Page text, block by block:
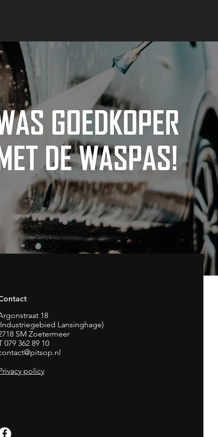
18
Lansinghage)
SM Zoetermeer
079 362 89 10
policy